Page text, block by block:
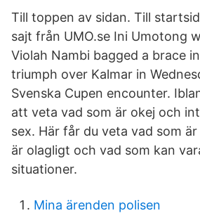
Till toppen av sidan. Till
sajt från UMO.se Ini Umotong
Violah Nambi bagged a brace
triumph over Kalmar in
Svenska Cupen encounter.
att veta vad som är okej och
sex. Här får du veta vad som
är olagligt och vad som kan
situationer.
Mina ärenden polisen